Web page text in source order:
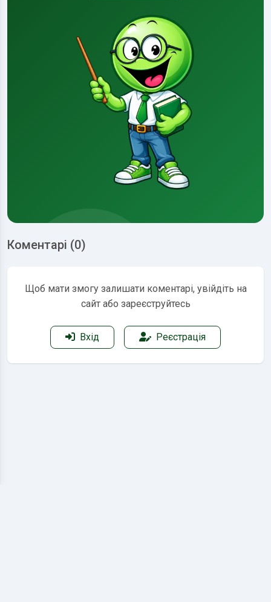
Коментарі (0)
Щоб мати змогу залишати коментарі, увійдіть на
сайт або зареєструйтесь
Вхід Реєстрація